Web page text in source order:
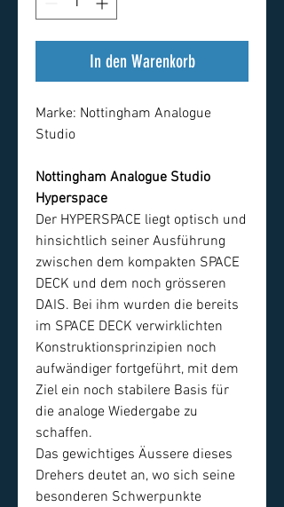
In den Warenkorb
Marke: Nottingham Analogue
Studio
Nottingham Analogue Studio
Hyperspace
Der HYPERSPACE liegt optisch und
hinsichtlich seiner Ausführung
zwischen dem kompakten SPACE
DECK und dem noch grösseren
DAIS. Bei ihm wurden die bereits
im SPACE DECK verwirklichten
Konstruktionsprinzipien noch
aufwändiger fortgeführt, mit dem
Ziel ein noch stabilere Basis für
die analoge Wiedergabe zu
schaffen.
Das gewichtiges Äussere dieses
Drehers deutet an, wo sich seine
besonderen Schwerpunkte